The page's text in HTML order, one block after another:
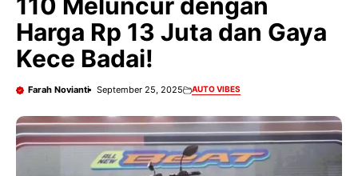
Harga Rp 13 Juta dan Gaya
Kece Badai!
Farah Novianti September 25, 2025 AUTO VIBES